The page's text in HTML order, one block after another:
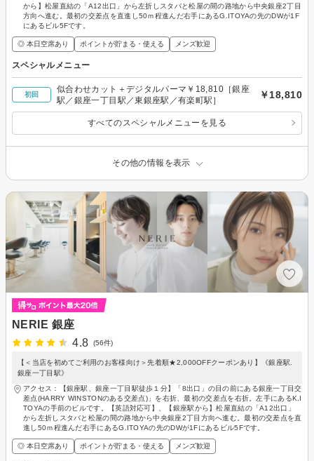
から】松屋直結の「A12出口」から左折しスタバと松屋の間の路地から中央銀座2丁目
方向へ進む。最初の交差点を直進し50ｍ程進んだ右手にあるG.ITOYAの先のDWが1F
にあるビル5Fです。
◎ 本日空席あり ポイントが貯まる・使える メンズ歓迎
スペシャルメニュー
初回
似合わせカット＋デジタルパーマ￥18,810［銀座
駅／銀座一丁目駅／東銀座駅／有楽町駅］
￥18,810
すべてのスペシャルメニューを見る
その他の情報を表示
NERIE 銀座
4.8
(56件)
【＜当店を初めてご利用のお客様向け＞先着順★2,000OFFクーポンあり】《銀座駅.
銀座一丁目駅》
アクセス：【銀座駅、銀座一丁目駅徒歩１分】「8出口」の目の前にある銀座一丁目交
差点(HARRY WINSTONのある交差点)」を右折、最初の交差点を右折。左手にあるK.I
TOYAの手前のビルです。【英語対応可】、【銀座駅から】松屋直結の「A12出口」
から左折しスタバと松屋の間の路地から中央銀座2丁目方向へ進む。最初の交差点を直
進し50ｍ程進んだ右手にあるG.ITOYAの先のDWが1Fにあるビル5Fです。
◎ 本日空席あり ポイントが貯まる・使える メンズ歓迎